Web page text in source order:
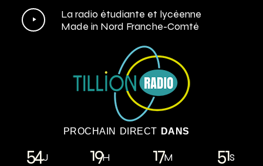
La radio étudiante et lycéenne
Made in Nord Franche-Comté
Lecteur
audio
PROCHAIN DIRECT DANS
54J 19H 17M 49S